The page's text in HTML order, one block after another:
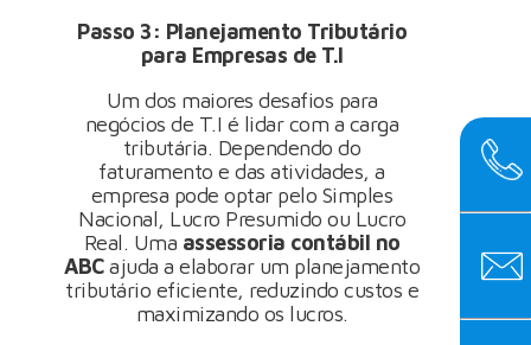
Passo 3: Planejamento Tributário
para Empresas de T.I
Um dos maiores desafios para
negócios de T.I é lidar com a carga
tributária. Dependendo do
faturamento e das atividades, a
empresa pode optar pelo Simples
Nacional, Lucro Presumido ou Lucro
Real. Uma assessoria contábil no
ABCajuda a elaborar um planejamento
tributário eficiente, reduzindo custos e
maximizando os lucros.